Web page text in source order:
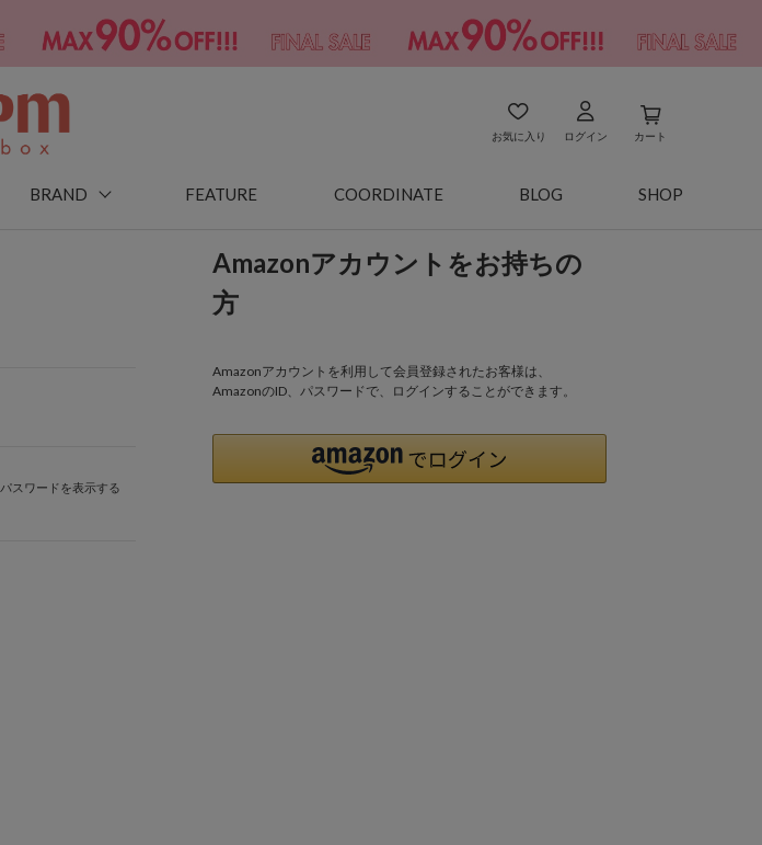
お気に入り ログイン カート
BRAND FEATURE COORDINATE BLOG SHOP
パスワードを表示する
Amazonアカウントをお持ちの
方
Amazonアカウントを利用して会員登録されたお客様は、
AmazonのID、パスワードで、ログインすることができます。